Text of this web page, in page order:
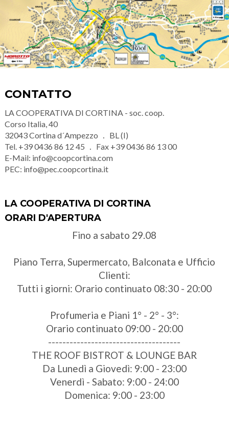
CONTATTO
LA COOPERATIVA DI CORTINA - soc. coop.
Corso Italia, 40
32043Cortina d´Ampezzo
BL (I)
Tel. +39 0436 86 12 45 Fax +39 0436 86 13 00
E-Mail: info@coopcortina.com
PEC: info@pec.coopcortina.it
LA COOPERATIVA DI CORTINA
ORARI D'APERTURA
Fino a sabato 29.08
Piano Terra, Supermercato, Balconata e Ufficio
Clienti:
Tutti i giorni: Orario continuato 08:30 - 20:00
Profumeria e Piani 1° - 2° - 3°:
Orario continuato 09:00 - 20:00
-------------------------------------
THE ROOF BISTROT & LOUNGE BAR
Da Lunedì a Giovedì: 9:00 - 23:00
Venerdì - Sabato: 9:00 - 24:00
Domenica: 9:00 - 23:00